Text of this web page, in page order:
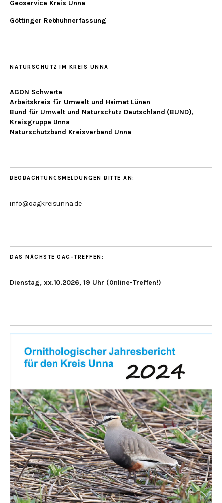
Geoservice Kreis Unna
Göttinger Rebhuhnerfassung
NATURSCHUTZ IM KREIS UNNA
AGON Schwerte
Arbeitskreis für Umwelt und Heimat Lünen
Bund für Umwelt und Naturschutz Deutschland (BUND),
Kreisgruppe Unna
Naturschutzbund Kreisverband Unna
BEOBACHTUNGSMELDUNGEN BITTE AN:
info@oagkreisunna.de
DAS NÄCHSTE OAG-TREFFEN:
Dienstag, xx.10.2026, 19 Uhr (Online-Treffen!)